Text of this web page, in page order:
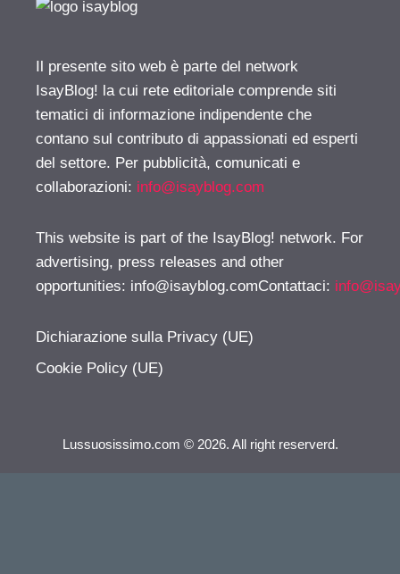
Il presente sito web è parte del network
IsayBlog! la cui rete editoriale comprende siti
tematici di informazione indipendente che
contano sul contributo di appassionati ed esperti
del settore. Per pubblicità, comunicati e
collaborazioni: info@isayblog.com
This website is part of the IsayBlog! network. For
advertising, press releases and other
opportunities: info@isayblog.comContattaci:
Dichiarazione sulla Privacy (UE)
Cookie Policy (UE)
Lussuosissimo.com © 2026. All right reserverd.